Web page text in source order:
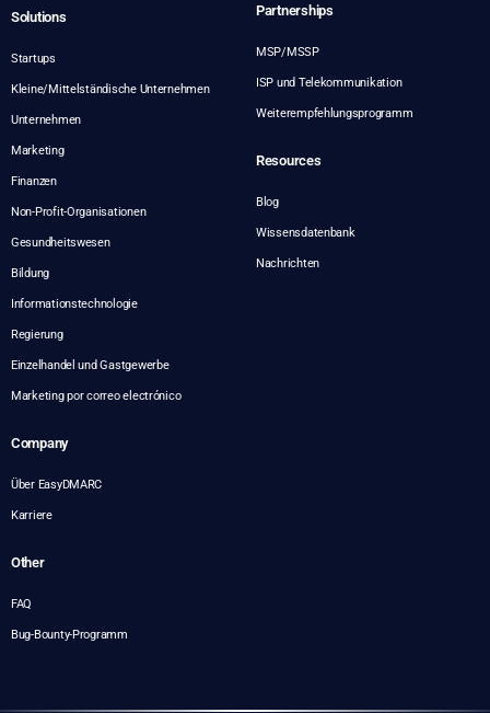
Solutions
Startups
Kleine/Mittelständische Unternehmen
Unternehmen
Marketing
Finanzen
Non-Profit-Organisationen
Gesundheitswesen
Bildung
Informationstechnologie
Regierung
Einzelhandel und Gastgewerbe
Marketing por correo electrónico
Partnerships
MSP/MSSP
ISP und Telekommunikation
Weiterempfehlungsprogramm
Resources
Blog
Wissensdatenbank
Nachrichten
Company
Über EasyDMARC
Karriere
Other
FAQ
Bug-Bounty-Programm